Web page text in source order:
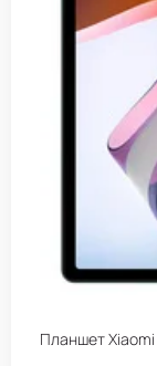
Планшет